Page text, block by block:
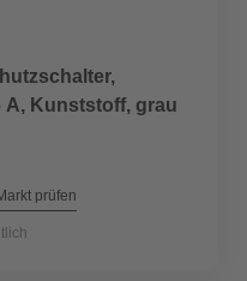
A, Kunststoff, grau
prüfen